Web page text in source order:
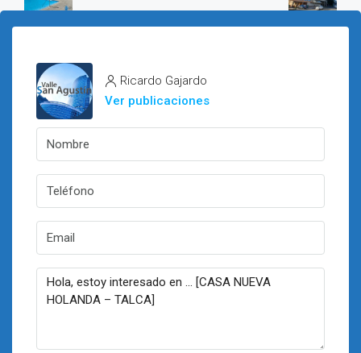
Ricardo Gajardo
Ver publicaciones